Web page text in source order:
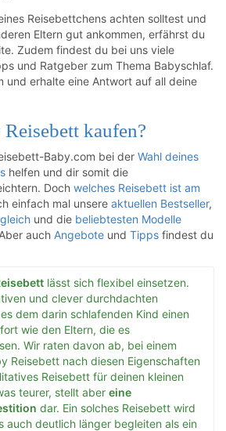
Reisebettchens achten solltest und
Eltern gut ankommen, erfährst du
Zudem findest du bei uns viele
und Ratgeber zum Thema Babyschlaf.
und erhalte eine Antwort auf all deine
kaufen?
Baby.com bei der Wahl deines
helfen und dir somit die
Doch welches Reisebett ist am
einfach mal unsere aktuellen Bestseller,
und die beliebtesten Modelle
auch Angebote und Tipps findest du
lässt sich flexibel einsetzen.
und clever durchdachten
dem darin schlafenden Kind einen
wie den Eltern, die es
Wir raten davon ab, bei einem
Reisebett nach diesen Eigenschaften
Reisebett für deinen kleinen
teurer, stellt aber eine
dar. Ein solches Reisebett wird
auch deutlich länger begleiten als ein